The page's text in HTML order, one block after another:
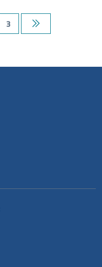
3 Ultima pagina